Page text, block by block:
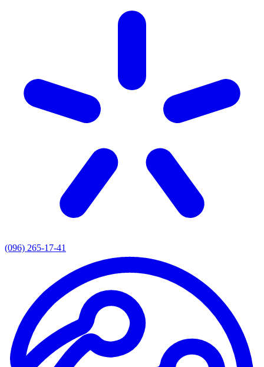
(096) 265-17-41